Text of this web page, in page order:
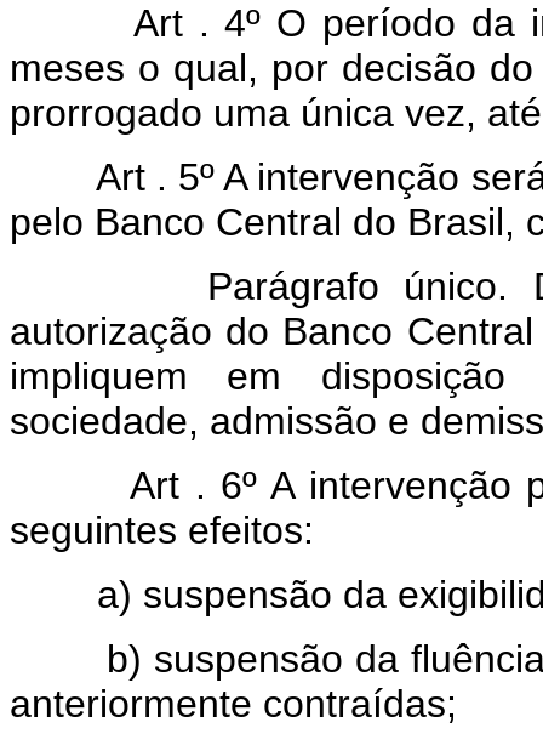
Art . 4º O período da
meses o qual, por decisão
prorrogado uma única vez,
Art . 5º A intervenção
pelo Banco Central do Brasil,
Parágrafo único.
autorização do Banco
impliquem em
sociedade, admissão e
Art . 6º A intervenção
seguintes efeitos:
a) suspensão da
b) suspensão da fluência
anteriormente contraídas;